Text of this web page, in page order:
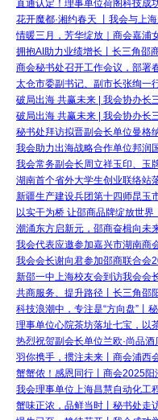
直通认定！理事单位荷阁科技成
花开魔都·湘约春天 丨我会与上
情暖三月，芳华绽放｜商会嘉浦
拥抱AI助力业绩增长丨长三角邵
商会秘书处召开工作会议，部署
太仓市委副书记、副市长张绚一
破局出海 共赢未来 | 我会协办长
破局出海 共赢未来 | 我会协办长
秘书处拜访拟晋副会长单位曼格
我会助力出海战略合作单位邦润
我会常务副会长周立祥玉印、玉
湖南首个省外大学生创业联络站
新疆生产建设兵团第十四师昆玉
以实干为桥 让邵商品牌绽放世
潮涌东方启新元，邵商奋楫向未
我会代表应邀参加嘉兴市湖南商
我会会长谢向君参加邵商联合会
新邵一中上海校友会到访我会会
共商服务、提升路径丨长三角邵
科技浪潮中，专注是“方向盘”丨
理事单位心院茶坊落址七宝，以
热烈祝贺副会长单位兰欧·尚品
羽你携手，掼注未来丨商会浦西
蟹蟹侬！感恩同行丨商会2025
我会理事单位上海昌慧自动化工
蟹味正浓，品鲜当时丨秘书处走